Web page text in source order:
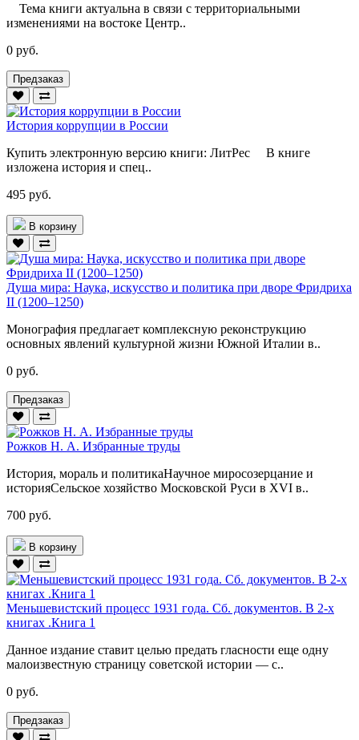
Тема книги актуальна в связи с территориальными
изменениями на востоке Центр..
0 руб.
Предзаказ
История коррупции в России
Купить электронную версию книги: ЛитРес В книге
изложена история и спец..
495 руб.
В корзину
Душа мира: Наука, искусство и политика при дворе Фридриха
II (1200–1250)
Монография предлагает комплексную реконструкцию
основных явлений культурной жизни Южной Италии в..
0 руб.
Предзаказ
Рожков Н. А. Избранные труды
История, мораль и политикаНаучное миросозерцание и
историяСельское хозяйство Московской Руси в ХVI в..
700 руб.
В корзину
Меньшевистский процесс 1931 года. Сб. документов. В 2-х
книгах .Книга 1
Данное издание ставит целью предать гласности еще одну
малоиз­вестную страницу советской истории — с..
0 руб.
Предзаказ